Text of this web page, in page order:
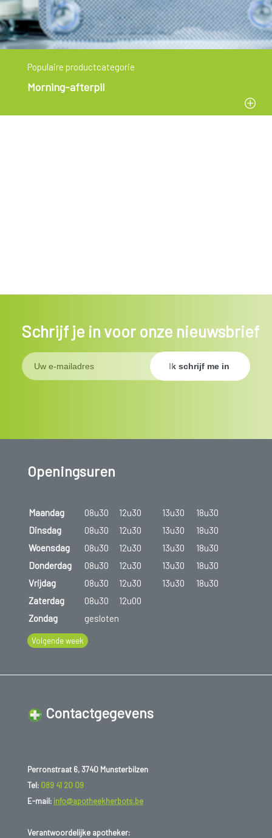
Populaire productcategorie
Morning-afterpil
Schrijf je in voor onze nieuwsbrief
Openingsuren
Maandag 08u30 12u30 13u30
18u30
Dinsdag
08u30 12u30 13u30
18u30
Woensdag
08u30 12u30 13u30
18u30
Donderdag
08u30 12u30 13u30
18u30
Vrijdag
08u30 12u30 13u30
18u30
Zaterdag
08u30
12u00
Zondag
gesloten
Volgende week
Contactgegevens
Perronstraat 6, 3740 Munsterbilzen
Tel: 089 41 20 09
E-mail: info@apotheekherbots.be
Verantwoordelijke apotheker: